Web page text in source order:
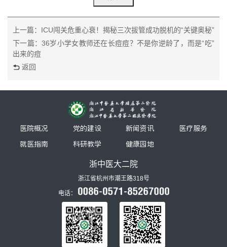
上一篇：ICU闯关危重心衰！揭秘三次拔管成功脱机的“关键奥秘”
下一篇：36岁小学女教师还在长痘痘？不是你逆龄了，而是“吃”
出来的痘
返回
医院概况 党的建设 新闻资讯
医疗服务
就医指南
科研教学 健康园地
浙中医大二院
浙江省杭州市潮王路318号
电话：